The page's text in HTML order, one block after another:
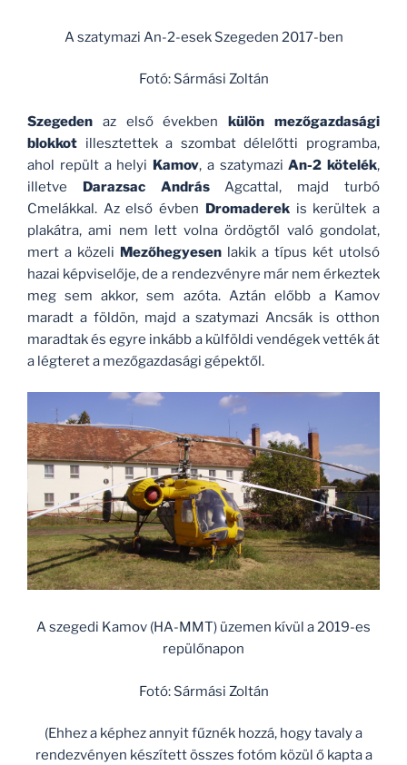
A szatymazi An-2-esek Szegeden 2017-ben
Fotó: Sármási Zoltán
Szegeden az első évekbenkülön mezőgazdasági
blokkot illesztettek a szombat délelőtti programba,
ahol repült a helyi Kamov, a szatymaziAn-2 kötelék,
illetve Darazsac AndrásAgcattal, majd turbó
Cmelákkal. Az első évben Dromaderekis kerültek a
plakátra, ami nem lett volna ördögtől való gondolat,
mert a közeli Mezőhegyesen lakik a típus két utolsó
hazai képviselője, de a rendezvényre már nem érkeztek
meg sem akkor, sem azóta. Aztán előbb a Kamov
maradt a földön, majd a szatymazi Ancsák is otthon
maradtak és egyre inkább a külföldi vendégek vették át
a légteret a mezőgazdasági gépektől.
A szegedi Kamov (HA-MMT) üzemen kívül a 2019-es
repülőnapon
Fotó: Sármási Zoltán
(Ehhez a képhez annyit fűznék hozzá, hogy tavaly a
rendezvényen készített összes fotóm közül ő kapta a